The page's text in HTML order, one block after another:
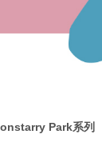
Park系列